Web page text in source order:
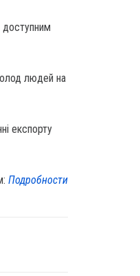
людей на
експорту
Подробности